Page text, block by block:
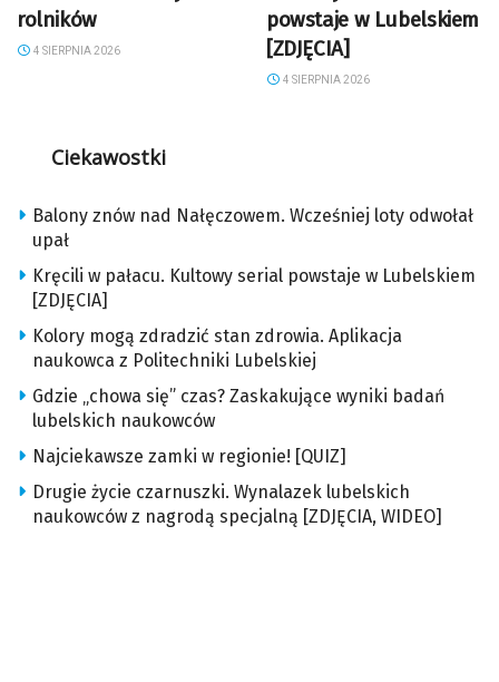
rolników
4 SIERPNIA 2026
powstaje w Lubelskiem
[ZDJĘCIA]
4 SIERPNIA 2026
Ciekawostki
Balony znów nad Nałęczowem. Wcześniej loty odwołał
upał
Kręcili w pałacu. Kultowy serial powstaje w Lubelskiem
[ZDJĘCIA]
Kolory mogą zdradzić stan zdrowia. Aplikacja
naukowca z Politechniki Lubelskiej
Gdzie „chowa się” czas? Zaskakujące wyniki badań
lubelskich naukowców
Najciekawsze zamki w regionie! [QUIZ]
Drugie życie czarnuszki. Wynalazek lubelskich
naukowców z nagrodą specjalną [ZDJĘCIA, WIDEO]